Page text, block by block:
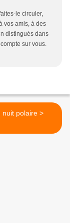
le circuler,
vos amis, à des
distingués dans
sur vous.
Bonne nuit polaire >